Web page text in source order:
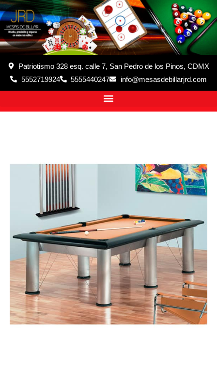
Patriotismo 328 esq. calle 7, San Pedro de los Pinos, CDMX
5552719924
5555440247 info@mesasdebillarjrd.com